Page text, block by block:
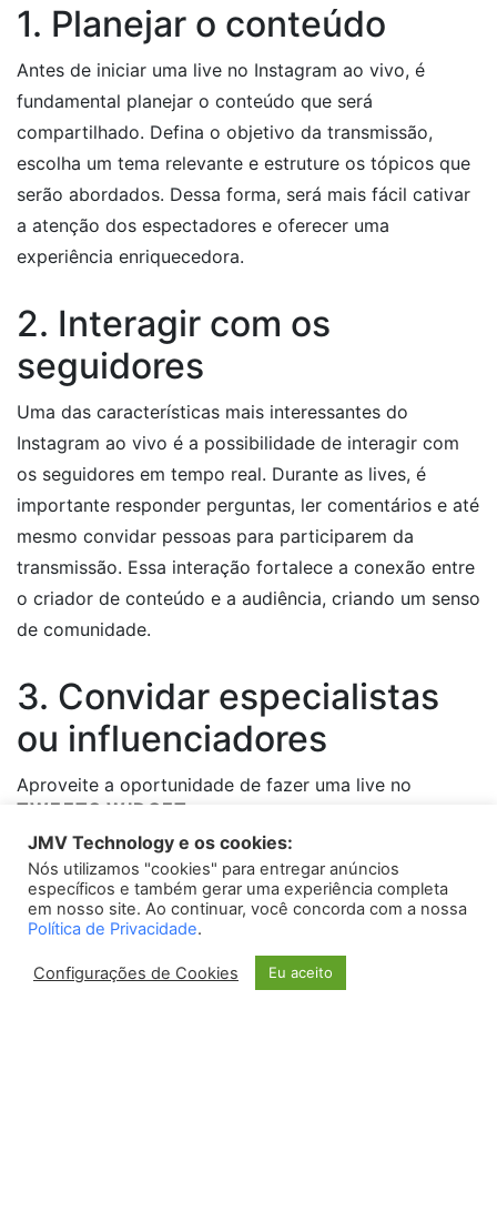
1. Planejar o conteúdo
Antes de iniciar uma live no Instagram ao vivo, é
fundamental planejar o conteúdo que será
compartilhado. Defina o objetivo da transmissão,
escolha um tema relevante e estruture os tópicos que
serão abordados. Dessa forma, será mais fácil cativar
a atenção dos espectadores e oferecer uma
experiência enriquecedora.
2. Interagir com os
seguidores
Uma das características mais interessantes do
Instagram ao vivo é a possibilidade de interagir com
os seguidores em tempo real. Durante as lives, é
importante responder perguntas, ler comentários e até
mesmo convidar pessoas para participarem da
transmissão. Essa interação fortalece a conexão entre
o criador de conteúdo e a audiência, criando um senso
de comunidade.
3. Convidar especialistas
ou influenciadores
Aproveite a oportunidade de fazer uma live no
influenciadores que tenham afinidade com o tema
abordado. Além de trazerem conhecimento e
credibilidade à transmissão, eles também podem
compartilhar suas experiências e proporcionar insights
valiosos para os espectadores.
TWEETS WIDGET
Please installoAuth Twitter Feed for Developers
JMV Technology e os cookies:
Nós utilizamos "cookies" para entregar anúncios
específicos e também gerar uma experiência completa
em nosso site. Ao continuar, você concorda com a nossa
Política de Privacidade.
Configurações de Cookies Eu aceito